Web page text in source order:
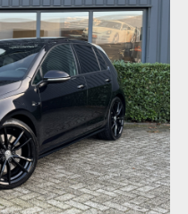
1 Diesel 1
28